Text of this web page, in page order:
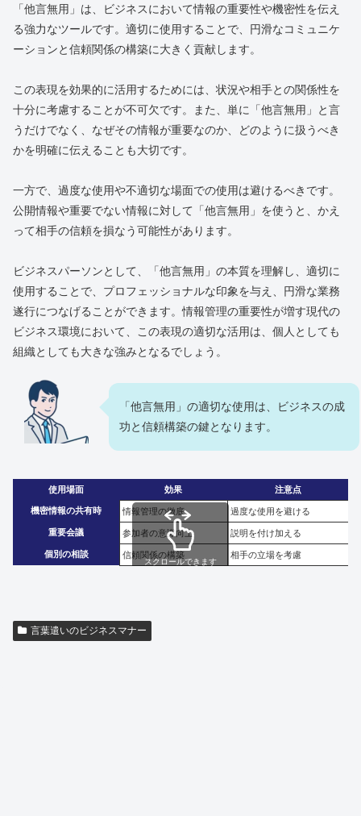
「他言無用」は、ビジネスにおいて情報の重要性や機密性を伝え
る強力なツールです。適切に使用することで、円滑なコミュニケ
ーションと信頼関係の構築に大きく貢献します。
この表現を効果的に活用するためには、状況や相手との関係性を
十分に考慮することが不可欠です。また、単に「他言無用」と言
うだけでなく、なぜその情報が重要なのか、どのように扱うべき
かを明確に伝えることも大切です。
一方で、過度な使用や不適切な場面での使用は避けるべきです。
公開情報や重要でない情報に対して「他言無用」を使うと、かえ
って相手の信頼を損なう可能性があります。
ビジネスパーソンとして、「他言無用」の本質を理解し、適切に
使用することで、プロフェッショナルな印象を与え、円滑な業務
遂行につなげることができます。情報管理の重要性が増す現代の
ビジネス環境において、この表現の適切な活用は、個人としても
組織としても大きな強みとなるでしょう。
「他言無用」の適切な使用は、ビジネスの成
功と信頼構築の鍵となります。
使用場面 効果 注意点
機密情報の共有時 情報管理の徹底 過度な使用を避ける
重要会議 参加者の意識向上 説明を付け加える
個別の相談 信頼関係の構築 相手の立場を考慮
スクロールできます
言葉遣いのビジネスマナー